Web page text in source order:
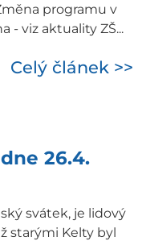
programu v
- viz aktuality ZŠ...
Celý článek >>
26.4.
svátek, je lidový
starými Kelty byl